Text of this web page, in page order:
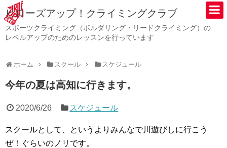
ヒローズアップ！クライミングクラブ
スポーツクライミング（ボルダリング・リードクライミング）の
レベルアップのためのレッスンを行っています
ホーム スクール スケジュール
今年の夏は高知に行きます。
2020/6/26 スケジュール
スクールとして、というよりみんなで川遊びしに行こう
ぜ！ぐらいのノリです。